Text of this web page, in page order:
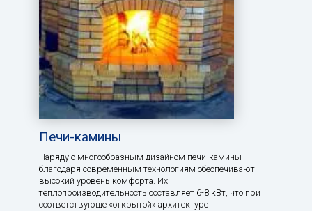
Печи-камины
Наряду с многообразным дизайном печи-камины
благодаря современным технологиям обеспечивают
высокий уровень комфорта. Их
теплопроизводительность составляет 6-8 кВт, что при
соответствующе «открытой» архитектуре